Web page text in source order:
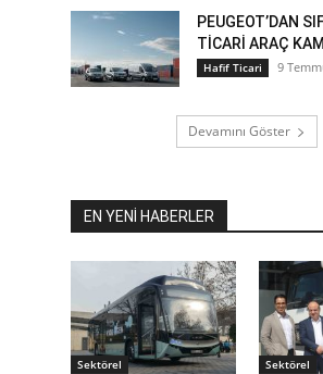
PEUGEOT’DAN
TİCARİ ARAÇ
Hafif Ticari 9
Devamını Göster
EN YENİ HABERLER
Sektörel Sektörel